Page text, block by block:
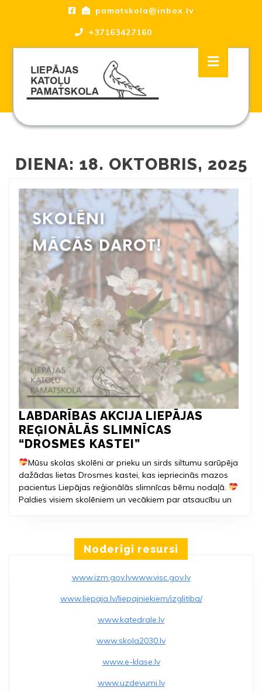
pamatskola@inbox.lv
+37163427160
Open
DIENA: 18. OKTOBRIS, 2025
LABDARĪBAS AKCIJA LIEPĀJAS
REĢIONĀLĀS SLIMNĪCAS
“DROSMES KASTEI”
AKCIJA
LIEPĀJAS
REĢIONĀLĀS
SLIMNĪCAS
Mūsu skolas skolēni ar prieku un sirds siltumu sarūpēja
dažādas lietas Drosmes kastei, kas iepriecinās mazos
pacientus Liepājas reģionālās slimnīcas bērnu nodaļā.
Paldies visiem skolēniem un vecākiem par atsaucību un
Noderīgi resursi
www.izm.gov.lvwww.visc.gov.lv
www.liepaja.lv/liepajniekiem/izglitiba/
www.katedrale.lv
www.skola2030.lv
www.e-klase.lv
www.uzdevumi.lv